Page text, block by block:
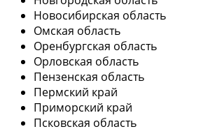
Новосибирская область
Омская область
Оренбургская область
Орловская область
Пензенская область
Пермский край
Приморский край
Псковская область